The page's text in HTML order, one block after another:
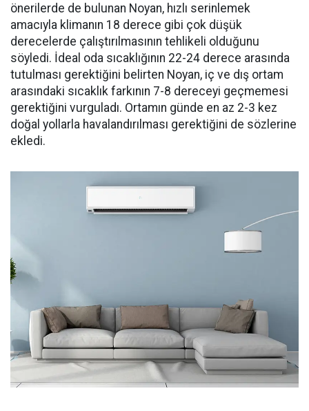
önerilerde de bulunan Noyan, hızlı serinlemek
amacıyla klimanın 18 derece gibi çok düşük
derecelerde çalıştırılmasının tehlikeli olduğunu
söyledi. İdeal oda sıcaklığının 22-24 derece arasında
tutulması gerektiğini belirten Noyan, iç ve dış ortam
arasındaki sıcaklık farkının 7-8 dereceyi geçmemesi
gerektiğini vurguladı. Ortamın günde en az 2-3 kez
doğal yollarla havalandırılması gerektiğini de sözlerine
ekledi.